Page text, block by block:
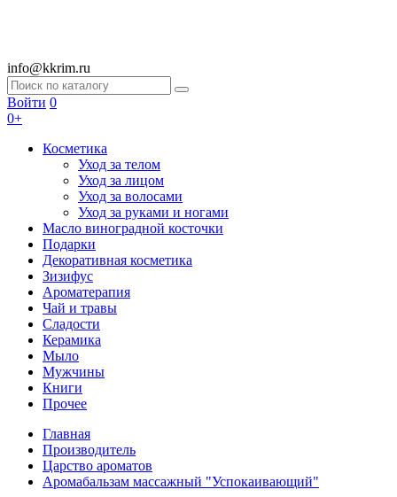
info@kkrim.ru
Войти 0
0+
Косметика
Уход за телом
Уход за лицом
Уход за волосами
Уход за руками и ногами
Масло виноградной косточки
Подарки
Декоративная косметика
Зизифус
Ароматерапия
Чай и травы
Сладости
Керамика
Мыло
Мужчины
Книги
Прочее
Главная
Производитель
Царство ароматов
Аромабальзам массажный "Успокаивающий"